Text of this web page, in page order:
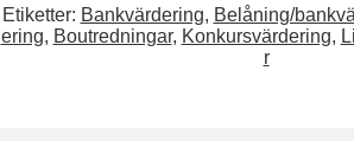
Etiketter: Bankvärdering, Belåning/
ering, Boutredningar, Konkursvärdering,
r